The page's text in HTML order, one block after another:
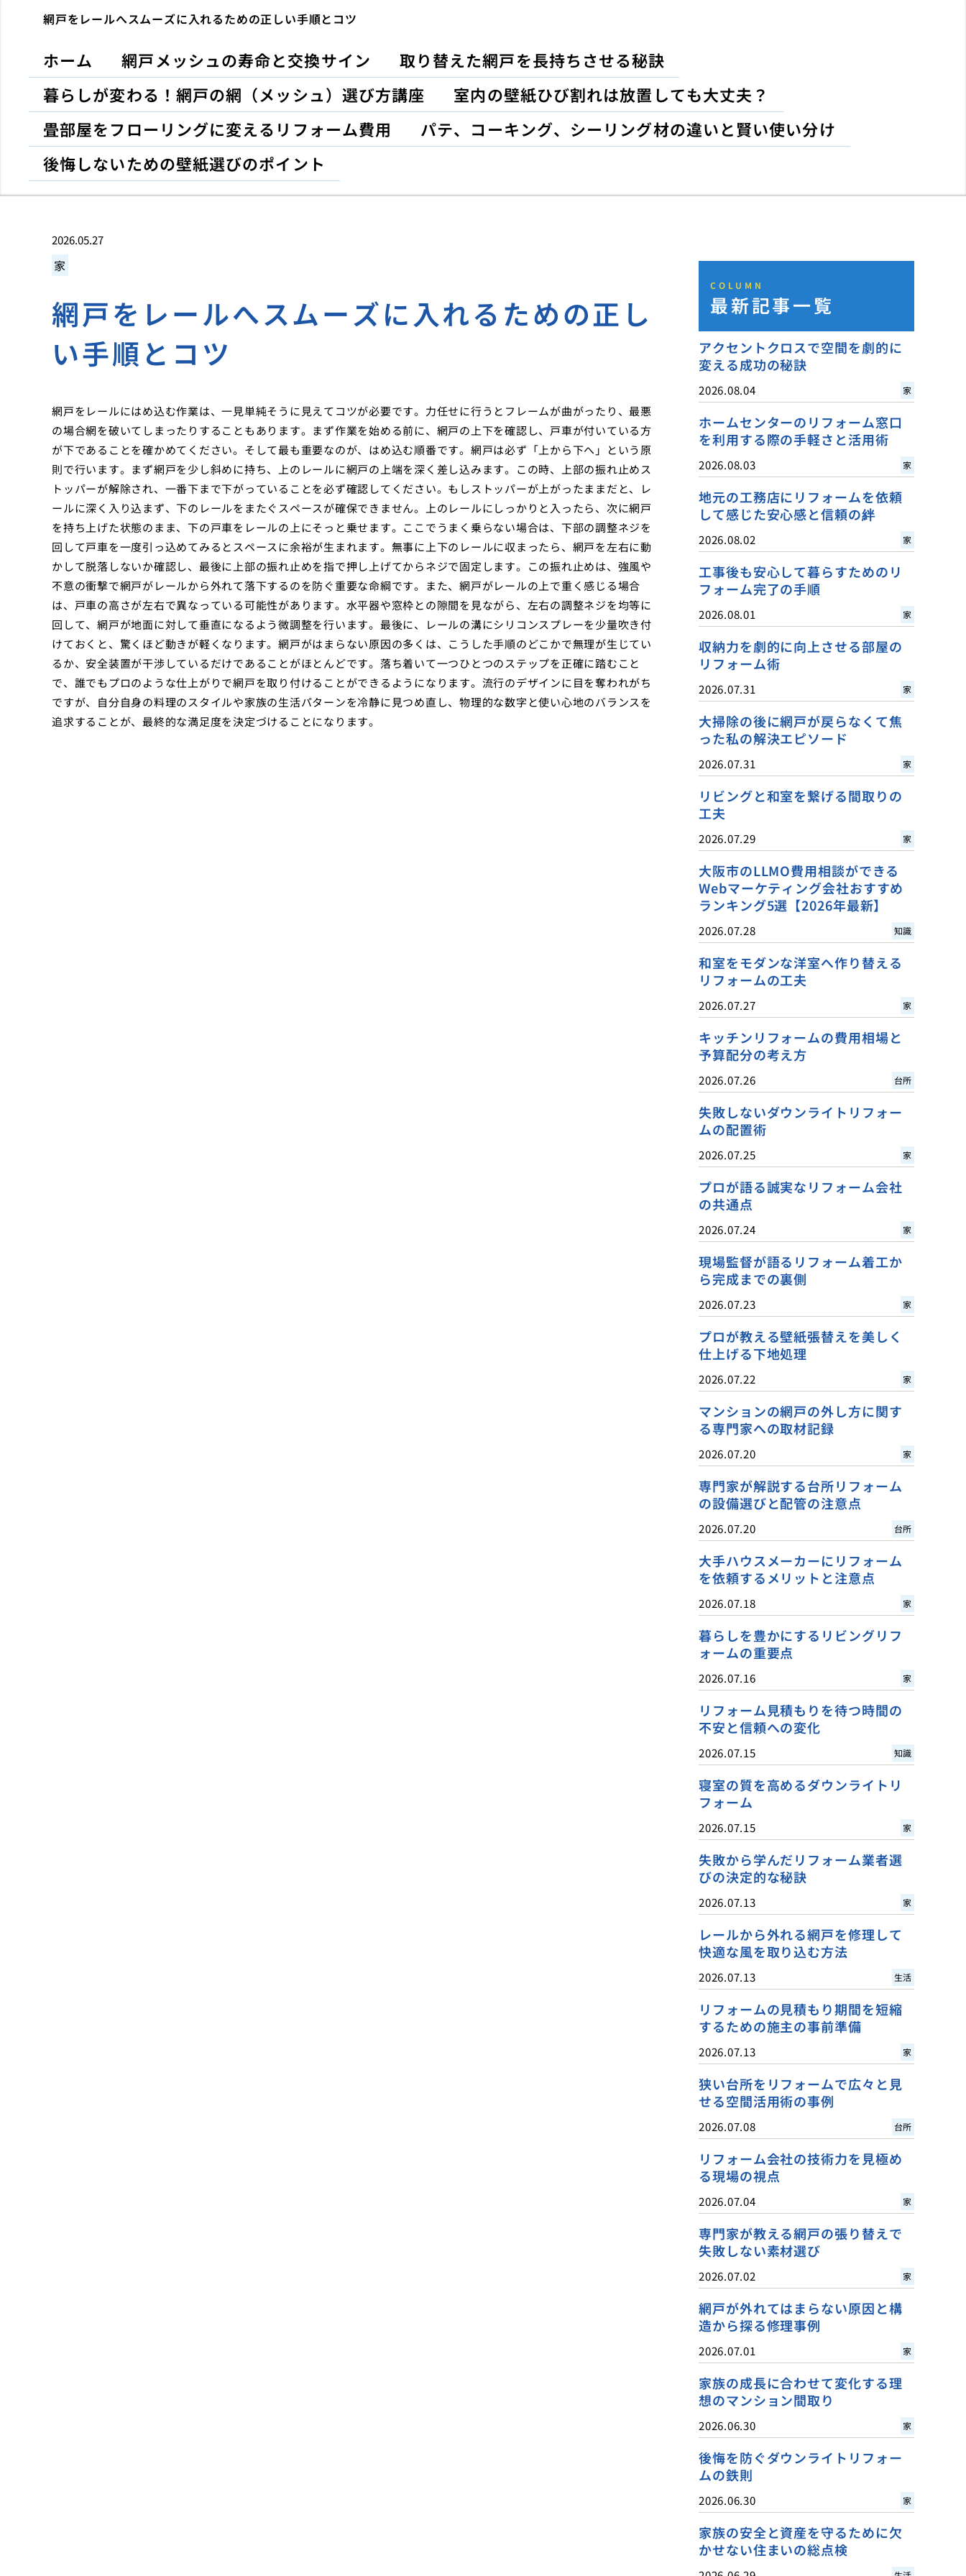
網戸をレールへスムーズに入れるための正しい手順とコツ
ホーム 網戸メッシュの寿命と交換サイン
取り替えた網戸を長持ちさせる秘訣
暮らしが変わる！網戸の網（メッシュ）選び方講座
室内の壁紙ひび割れは放置しても大丈夫？
畳部屋をフローリングに変えるリフォーム費用
パテ、コーキング、シーリング材の違いと賢い使い分け
後悔しないための壁紙選びのポイント
2026.05.27
家
網戸をレールへスムーズに入れるための正し
い手順とコツ
網戸をレールにはめ込む作業は、一見単純そうに見えてコツが必要です。力任せに行うとフレームが曲がったり、最悪
の場合網を破いてしまったりすることもあります。まず作業を始める前に、網戸の上下を確認し、戸車が付いている方
が下であることを確かめてください。そして最も重要なのが、はめ込む順番です。網戸は必ず「上から下へ」という原
則で行います。まず網戸を少し斜めに持ち、上のレールに網戸の上端を深く差し込みます。この時、上部の振れ止めス
トッパーが解除され、一番下まで下がっていることを必ず確認してください。もしストッパーが上がったままだと、レ
ールに深く入り込まず、下のレールをまたぐスペースが確保できません。上のレールにしっかりと入ったら、次に網戸
を持ち上げた状態のまま、下の戸車をレールの上にそっと乗せます。ここでうまく乗らない場合は、下部の調整ネジを
回して戸車を一度引っ込めてみるとスペースに余裕が生まれます。無事に上下のレールに収まったら、網戸を左右に動
かして脱落しないか確認し、最後に上部の振れ止めを指で押し上げてからネジで固定します。この振れ止めは、強風や
不意の衝撃で網戸がレールから外れて落下するのを防ぐ重要な命綱です。また、網戸がレールの上で重く感じる場合
は、戸車の高さが左右で異なっている可能性があります。水平器や窓枠との隙間を見ながら、左右の調整ネジを均等に
回して、網戸が地面に対して垂直になるよう微調整を行います。最後に、レールの溝にシリコンスプレーを少量吹き付
けておくと、驚くほど動きが軽くなります。網戸がはまらない原因の多くは、こうした手順のどこかで無理が生じてい
るか、安全装置が干渉しているだけであることがほとんどです。落ち着いて一つひとつのステップを正確に踏むこと
で、誰でもプロのような仕上がりで網戸を取り付けることができるようになります。流行のデザインに目を奪われがち
ですが、自分自身の料理のスタイルや家族の生活パターンを冷静に見つめ直し、物理的な数字と使い心地のバランスを
追求することが、最終的な満足度を決定づけることになります。
COLUMN
最新記事一覧
アクセントクロスで空間を劇的に
変える成功の秘訣
2026.08.04 家
ホームセンターのリフォーム窓口
を利用する際の手軽さと活用術
2026.08.03 家
地元の工務店にリフォームを依頼
して感じた安心感と信頼の絆
2026.08.02 家
工事後も安心して暮らすためのリ
フォーム完了の手順
2026.08.01 家
収納力を劇的に向上させる部屋の
リフォーム術
2026.07.31 家
大掃除の後に網戸が戻らなくて焦
った私の解決エピソード
2026.07.31 家
リビングと和室を繋げる間取りの
工夫
2026.07.29 家
大阪市のLLMO費用相談ができる
Webマーケティング会社おすすめ
ランキング5選【2026年最新】
2026.07.28 知識
和室をモダンな洋室へ作り替える
リフォームの工夫
2026.07.27 家
キッチンリフォームの費用相場と
予算配分の考え方
2026.07.26 台所
失敗しないダウンライトリフォー
ムの配置術
2026.07.25 家
プロが語る誠実なリフォーム会社
の共通点
2026.07.24 家
現場監督が語るリフォーム着工か
ら完成までの裏側
2026.07.23 家
プロが教える壁紙張替えを美しく
仕上げる下地処理
2026.07.22 家
マンションの網戸の外し方に関す
る専門家への取材記録
2026.07.20 家
専門家が解説する台所リフォーム
の設備選びと配管の注意点
2026.07.20 台所
大手ハウスメーカーにリフォーム
を依頼するメリットと注意点
2026.07.18 家
暮らしを豊かにするリビングリフ
ォームの重要点
2026.07.16 家
リフォーム見積もりを待つ時間の
不安と信頼への変化
2026.07.15 知識
寝室の質を高めるダウンライトリ
フォーム
2026.07.15 家
失敗から学んだリフォーム業者選
びの決定的な秘訣
2026.07.13 家
レールから外れる網戸を修理して
快適な風を取り込む方法
2026.07.13 生活
リフォームの見積もり期間を短縮
するための施主の事前準備
2026.07.13 家
狭い台所をリフォームで広々と見
せる空間活用術の事例
2026.07.08 台所
リフォーム会社の技術力を見極め
る現場の視点
2026.07.04 家
専門家が教える網戸の張り替えで
失敗しない素材選び
2026.07.02 家
網戸が外れてはまらない原因と構
造から探る修理事例
2026.07.01 家
家族の成長に合わせて変化する理
想のマンション間取り
2026.06.30 家
後悔を防ぐダウンライトリフォー
ムの鉄則
2026.06.30 家
家族の安全と資産を守るために欠
かせない住まいの総点検